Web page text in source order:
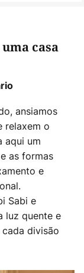
casa
ansiamos
relaxem o
aqui um
as formas
e
Sabi e
luz quente e
divisão